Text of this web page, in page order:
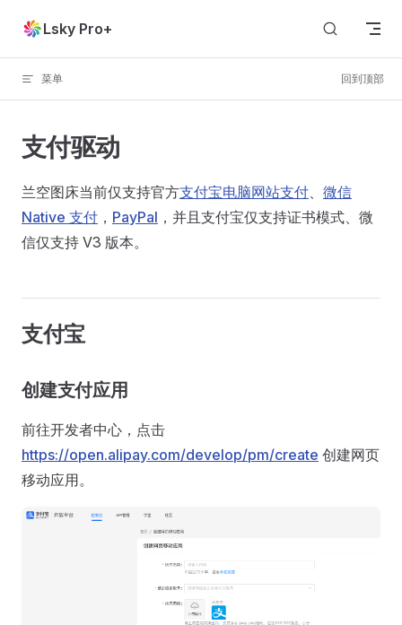
Skip to content
Lsky Pro+
菜单 回到顶部
支付驱动
兰空图床当前仅支持官方支付宝电脑网站支付、 微信
Native 支付 ， PayPal ，并且支付宝仅支持证书模式、微
信仅支持 V3 版本。
支付宝
创建支付应用
前往开发者中心，点击
https://open.alipay.com/develop/pm/create 创建网页
移动应用。